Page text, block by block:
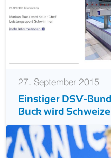
27. September 2015
Einstiger DSV-
Buck wird